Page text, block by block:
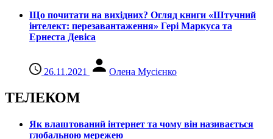
Що почитати на вихідних? Огляд книги «Штучний
інтелект: перезавантаження» Гері Маркуса та
Ернеста Девіса
26.11.2021 Олена Мусієнко
ТЕЛЕКОМ
Як влаштований інтернет та чому він називається
глобальною мережею